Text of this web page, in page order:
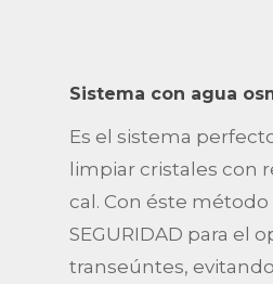
Sistema con agua
Es el sistema
limpiar cristales con
cal. Con éste método
SEGURIDAD para el
transeúntes, evitando